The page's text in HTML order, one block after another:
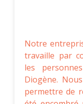
Notre
travaille par
les
Diogène.
permettre de